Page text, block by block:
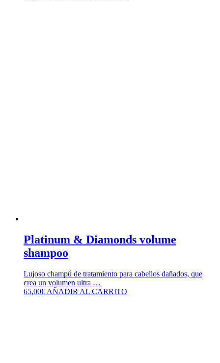
Platinum & Diamonds volume
shampoo
Lujoso champú de tratamiento para cabellos dañados, que
crea un volumen ultra …
65,00€ AÑADIR AL CARRITO